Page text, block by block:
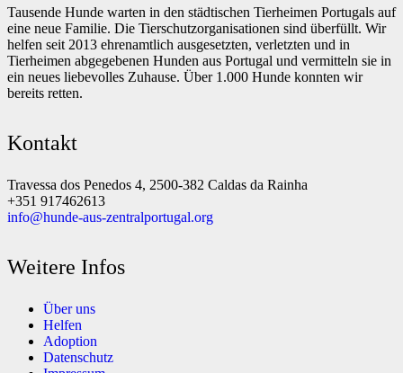
Tausende Hunde warten in den städtischen Tierheimen Portugals auf
eine neue Familie. Die Tierschutzorganisationen sind überfüllt. Wir
helfen seit 2013 ehrenamtlich ausgesetzten, verletzten und in
Tierheimen abgegebenen Hunden aus Portugal und vermitteln sie in
ein neues liebevolles Zuhause. Über 1.000 Hunde konnten wir
bereits retten.
Kontakt
Travessa dos Penedos 4, 2500-382 Caldas da Rainha
+351 917462613
info@hunde-aus-zentralportugal.org
Weitere Infos
Über uns
Helfen
Adoption
Datenschutz